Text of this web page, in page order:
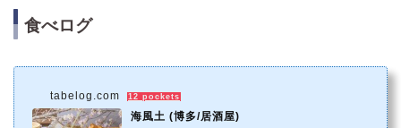
食べログ
tabelog.com 12 pockets
海風土 (博多/居酒屋)